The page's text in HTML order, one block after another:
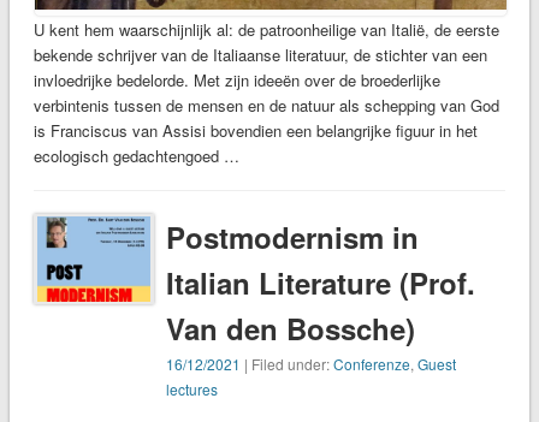
U kent hem waarschijnlijk al: de patroonheilige van Italië, de eerste
bekende schrijver van de Italiaanse literatuur, de stichter van een
invloedrijke bedelorde. Met zijn ideeën over de broederlijke
verbintenis tussen de mensen en de natuur als schepping van God
is Franciscus van Assisi bovendien een belangrijke figuur in het
ecologisch gedachtengoed …
Postmodernism in
Italian Literature (Prof.
Van den Bossche)
16/12/2021 | Filed under:Conferenze,Guest
lectures